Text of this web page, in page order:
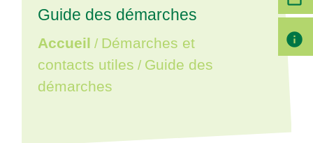
Guide des démarches
Accueil / Démarches et
contacts utiles / Guide des
démarches
info